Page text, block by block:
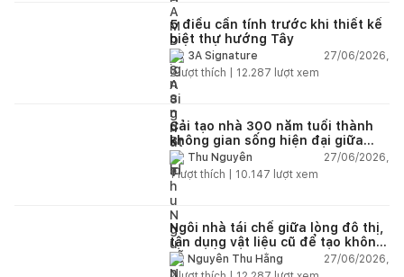
5 điều cần tính trước khi thiết kế
biệt thự hướng Tây
3A Signature
27/06/2026,
2lượt thích | 12.287 lượt xem
Cải tạo nhà 300 năm tuổi thành
không gian sống hiện đại giữa
thiên nhiên
Thu Nguyễn
27/06/2026,
1lượt thích | 10.147 lượt xem
Ngôi nhà tái chế giữa lòng đô thị,
tận dụng vật liệu cũ để tạo không
gian sống linh hoạt
Nguyễn Thu Hằng
27/06/2026,